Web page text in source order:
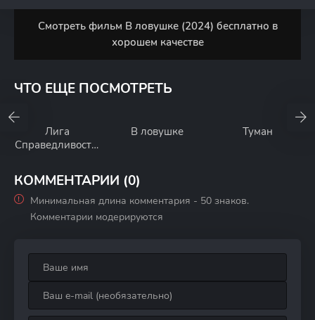
Смотреть фильм В ловушке (2024) бесплатно в
хорошем качестве
ЧТО ЕЩЕ ПОСМОТРЕТЬ
Лига
Справедливости:
времени
В ловушке Туман
КОММЕНТАРИИ (0)
Минимальная длина комментария - 50 знаков.
Комментарии модерируются